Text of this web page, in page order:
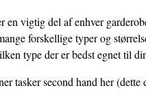
en vigtig del af enhver
forskellige typer og
type der er bedst egnet til
tasker second hand her(dette